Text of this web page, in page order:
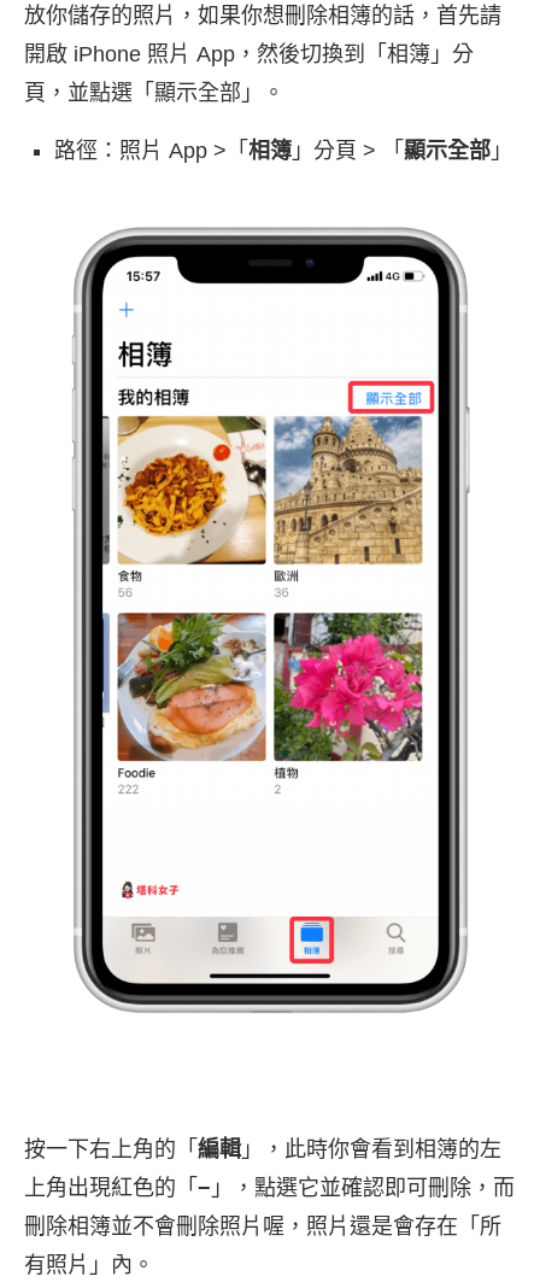
放你儲存的照片，如果你想刪除相簿的話，首先請
開啟 iPhone 照片 App，然後切換到「相簿」分
頁，並點選「顯示全部」。
路徑：照片 App >「 相簿 」分頁 > 「 顯示全部 」
按一下右上角的「 編輯 」，此時你會看到相簿的左
上角出現紅色的「 − 」，點選它並確認即可刪除，而
刪除相簿並不會刪除照片喔，照片還是會存在「所
有照片」內。